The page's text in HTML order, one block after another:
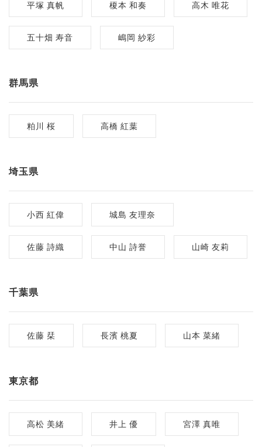
平塚 真帆 榎本 和奏 高木 唯花
五十畑 寿音 嶋岡 紗彩
群馬県
粕川 桜 高橋 紅葉
埼玉県
小西 紅偉 城島 友理奈
佐藤 詩織 中山 詩誉 山崎 友莉
千葉県
佐藤 栞 長濱 桃夏 山本 菜緒
東京都
高松 美緒 井上 優 宮澤 真唯